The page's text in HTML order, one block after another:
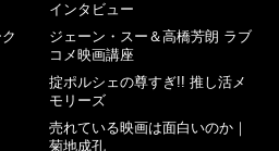
インタビュー
ジェーン・スー＆高橋芳朗 ラブ
コメ映画講座
掟ポルシェの尊すぎ!! 推し活メ
モリーズ
売れている映画は面白いのか｜
菊地成孔